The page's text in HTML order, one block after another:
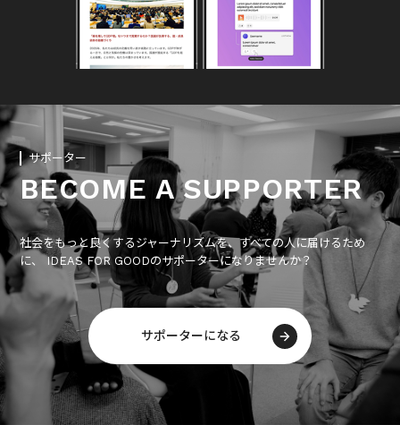
サポーター
BECOME A SUPPORTER
社会をもっと良くするジャーナリズムを、すべての人に届けるため
に、 IDEAS FOR GOODのサポーターになりませんか？
サポーターになる